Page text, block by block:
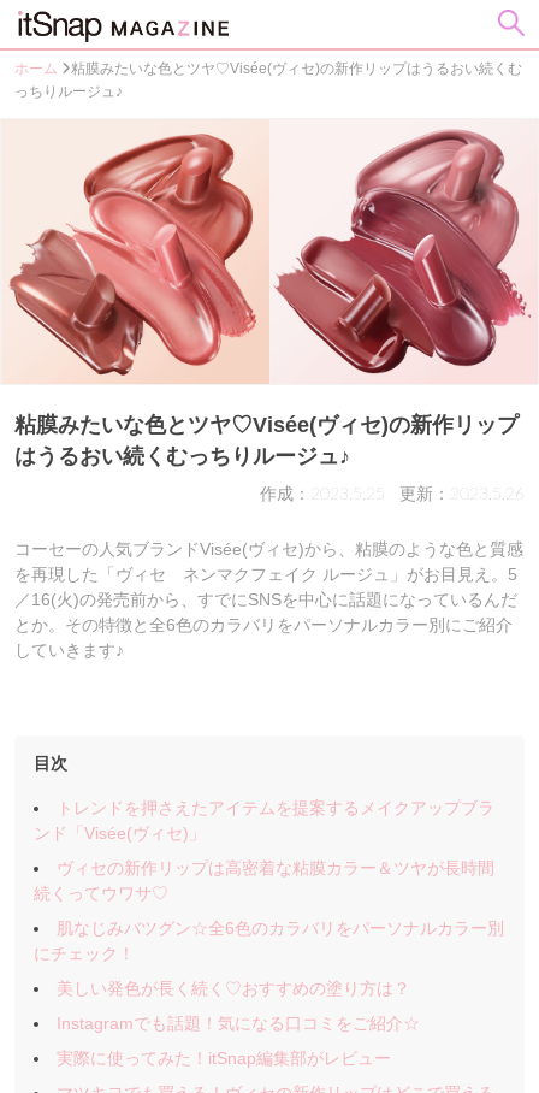
ホーム
粘膜みたいな色とツヤ♡Visée(ヴィセ)の新作リップはうるおい続くむ
っちりルージュ♪
粘膜みたいな色とツヤ♡Visée(ヴィセ)の新作リップ
はうるおい続くむっちりルージュ♪
作成：2023.5.25 更新：2023.5.26
コーセーの人気ブランドVisée(ヴィセ)から、粘膜のような色と質感
を再現した「ヴィセ ネンマクフェイク ルージュ」がお目見え。5
／16(火)の発売前から、すでにSNSを中心に話題になっているんだ
とか。その特徴と全6色のカラバリをパーソナルカラー別にご紹介
していきます♪
目次
トレンドを押さえたアイテムを提案するメイクアップブラ
ンド「Visée(ヴィセ)」
ヴィセの新作リップは高密着な粘膜カラー＆ツヤが長時間
続くってウワサ♡
肌なじみバツグン☆全6色のカラバリをパーソナルカラー別
にチェック！
美しい発色が長く続く♡おすすめの塗り方は？
Instagramでも話題！気になる口コミをご紹介☆
実際に使ってみた！itSnap編集部がレビュー